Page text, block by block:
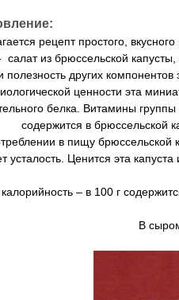
рецепт простого,
из брюссельской
полезность других
ценности эта
белка. Витамины
содержится в брюссельской
в пищу брюссельской
усталость. Ценится эта
– в 100 г
В сыром